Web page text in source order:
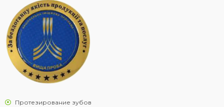
Протезирование зубов